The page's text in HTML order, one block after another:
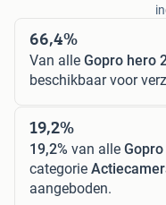
66,4%
Van alle Gopro hero
beschikbaar voor
19,2%
19,2% van alle
categorie
aangeboden.